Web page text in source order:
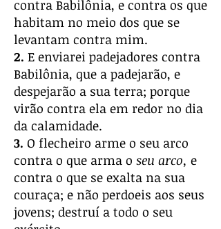
contra Babilônia, e contra os que
habitam no meio dos que se
levantam contra mim.
2. E enviarei padejadores contra
Babilônia, que a padejarão, e
despejarão a sua terra; porque
virão contra ela em redor no dia
da calamidade.
3. O flecheiro arme o seu arco
contra o que arma o seu arco, e
contra o que se exalta na sua
couraça; e não perdoeis aos seus
jovens; destruí a todo o seu